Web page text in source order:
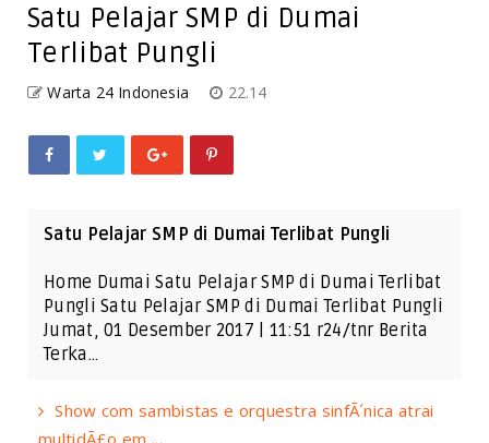
Satu Pelajar SMP di Dumai
Terlibat Pungli
Warta 24 Indonesia 22.14
Satu Pelajar SMP di Dumai Terlibat Pungli
Home Dumai Satu Pelajar SMP di Dumai Terlibat
Pungli Satu Pelajar SMP di Dumai Terlibat Pungli
Jumat, 01 Desember 2017 | 11:51 r24/tnr Berita
Terka…
Show com sambistas e orquestra sinfÃ´nica atrai
multidÃ£o em ...